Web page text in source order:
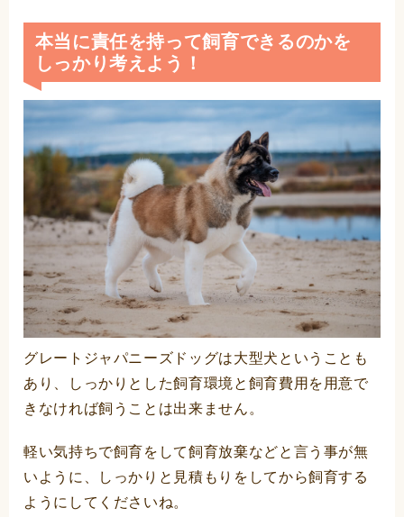
本当に責任を持って飼育できるのかを
しっかり考えよう！
グレートジャパニーズドッグは大型犬ということも
あり、しっかりとした飼育環境と飼育費用を用意で
きなければ飼うことは出来ません。
軽い気持ちで飼育をして飼育放棄などと言う事が無
いように、しっかりと見積もりをしてから飼育する
ようにしてくださいね。